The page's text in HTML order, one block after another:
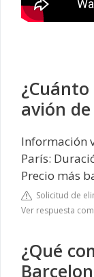
avión
Información
París:
Precio más
Solicitud de
Ver respuesta
¿Qué